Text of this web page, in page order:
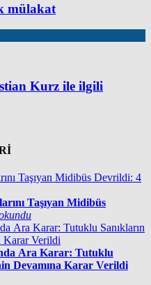
mülakat
Kurz ile ilgili
Taşıyan Midibüs
Ara Karar: Tutuklu
Devamına Karar Verildi